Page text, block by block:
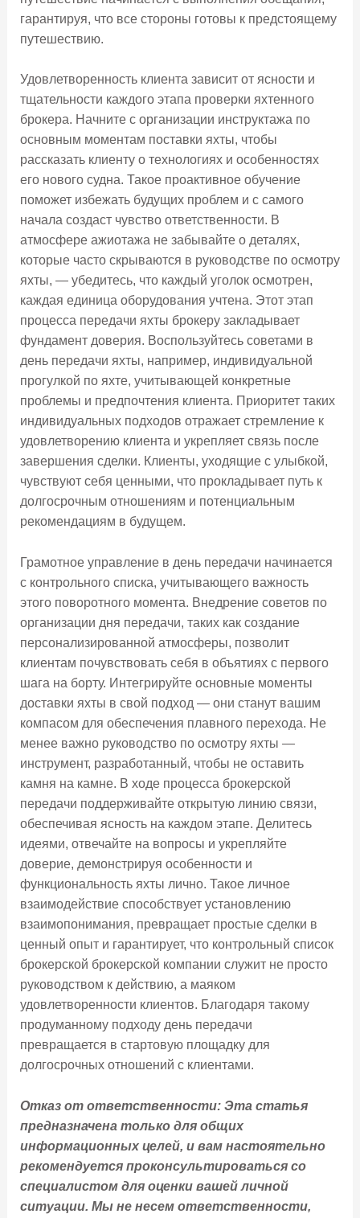
гарантируя, что все стороны готовы к предстоящему
путешествию.
Удовлетворенность клиента зависит от ясности и
тщательности каждого этапа проверки яхтенного
брокера. Начните с организации инструктажа по
основным моментам поставки яхты, чтобы
рассказать клиенту о технологиях и особенностях
его нового судна. Такое проактивное обучение
поможет избежать будущих проблем и с самого
начала создаст чувство ответственности. В
атмосфере ажиотажа не забывайте о деталях,
которые часто скрываются в руководстве по осмотру
яхты, — убедитесь, что каждый уголок осмотрен,
каждая единица оборудования учтена. Этот этап
процесса передачи яхты брокеру закладывает
фундамент доверия. Воспользуйтесь советами в
день передачи яхты, например, индивидуальной
прогулкой по яхте, учитывающей конкретные
проблемы и предпочтения клиента. Приоритет таких
индивидуальных подходов отражает стремление к
удовлетворению клиента и укрепляет связь после
завершения сделки. Клиенты, уходящие с улыбкой,
чувствуют себя ценными, что прокладывает путь к
долгосрочным отношениям и потенциальным
рекомендациям в будущем.
Грамотное управление в день передачи начинается
с контрольного списка, учитывающего важность
этого поворотного момента. Внедрение советов по
организации дня передачи, таких как создание
персонализированной атмосферы, позволит
клиентам почувствовать себя в объятиях с первого
шага на борту. Интегрируйте основные моменты
доставки яхты в свой подход — они станут вашим
компасом для обеспечения плавного перехода. Не
менее важно руководство по осмотру яхты —
инструмент, разработанный, чтобы не оставить
камня на камне. В ходе процесса брокерской
передачи поддерживайте открытую линию связи,
обеспечивая ясность на каждом этапе. Делитесь
идеями, отвечайте на вопросы и укрепляйте
доверие, демонстрируя особенности и
функциональность яхты лично. Такое личное
взаимодействие способствует установлению
взаимопонимания, превращает простые сделки в
ценный опыт и гарантирует, что контрольный список
брокерской брокерской компании служит не просто
руководством к действию, а маяком
удовлетворенности клиентов. Благодаря такому
продуманному подходу день передачи
превращается в стартовую площадку для
долгосрочных отношений с клиентами.
Отказ от ответственности: Эта статья
предназначена только для общих
информационных целей, и вам настоятельно
рекомендуется проконсультироваться со
специалистом для оценки вашей личной
ситуации. Мы не несем ответственности,